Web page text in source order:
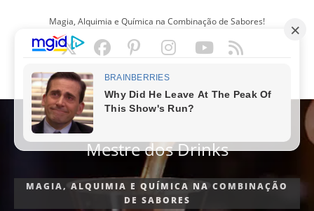
Magia, Alquimia e Química na Combinação de Sabores!
PORTUGUÊS
Mestre dos Drinks
MAGIA, ALQUIMIA E QUÍMICA NA COMBINAÇÃO
DE SABORES